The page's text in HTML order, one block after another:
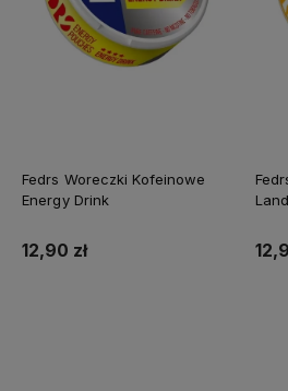
Fedrs Woreczki Kofeinowe
Energy Drink
12,90 zł